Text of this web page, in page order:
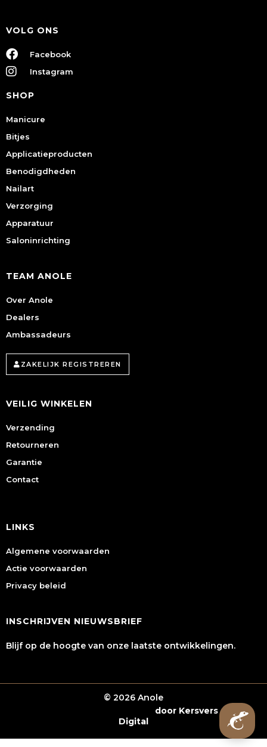
VOLG ONS
Facebook
Instagram
SHOP
Manicure
Bitjes
Applicatieproducten
Benodigdheden
Nailart
Verzorging
Apparatuur
Saloninrichting
TEAM ANOLE
Over Anole
Dealers
Ambassadeurs
ZAKELIJK REGISTREREN
VEILIG WINKELEN
Verzending
Retourneren
Garantie
Contact
LINKS
Algemene voorwaarden
Actie voorwaarden
Privacy beleid
INSCHRIJVEN NIEUWSBRIEF
Blijf op de hoogte van onze laatste ontwikkelingen.
© 2026 Anole
door Kersvers
Digital